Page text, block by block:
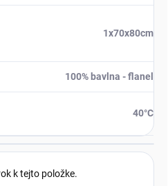
1x70x80cm
100% bavlna - flanel
40°C
k tejto položke.